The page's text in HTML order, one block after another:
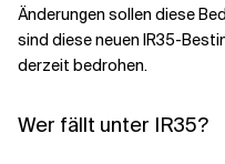
Änderungen sollen diese
sind diese neuen IR35-
derzeit bedrohen.
Wer fällt unter IR35?